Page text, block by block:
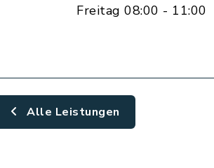
Freitag 08:00 - 11:00
Alle Leistungen